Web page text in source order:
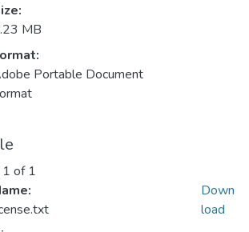
MB
Portable Document
of 1
Down
load